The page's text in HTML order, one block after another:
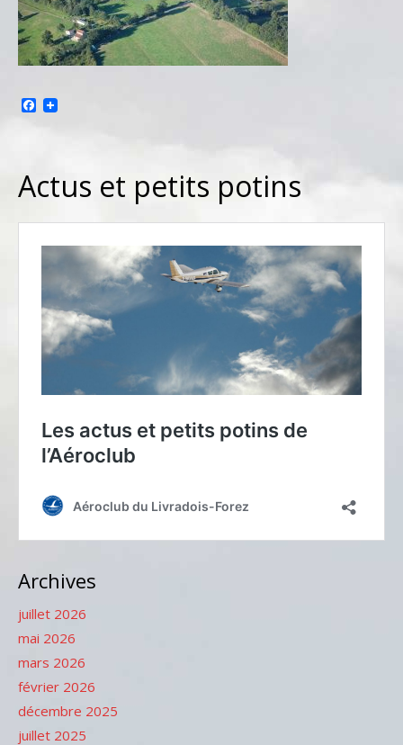
Facebook
Actus et petits potins
Archives
juillet 2026
mai 2026
mars 2026
février 2026
décembre 2025
juillet 2025